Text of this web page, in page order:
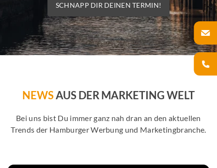
SCHNAPP DIR DEINEN TERMIN!
NEWSAUS DER MARKETING WELT
Bei uns bist Du immer ganz nah dran an den aktuellen
Trends der Hamburger Werbung und Marketingbranche.